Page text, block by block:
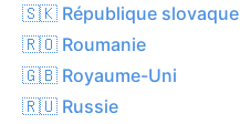
🇸🇰 République slovaque
🇷🇴 Roumanie
🇬🇧 Royaume-Uni
🇷🇺 Russie